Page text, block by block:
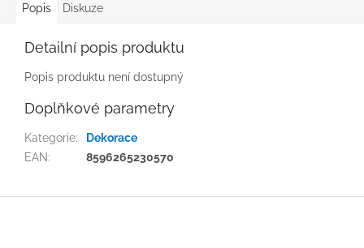
Popis Diskuze
Detailní popis produktu
Popis produktu není dostupný
Doplňkové parametry
Kategorie:
Dekorace
EAN: 8596265230570